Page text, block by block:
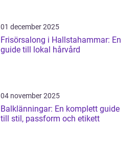
01 december 2025
Frisörsalong i Hallstahammar: En
guide till lokal hårvård
04 november 2025
Balklänningar: En komplett guide
till stil, passform och etikett